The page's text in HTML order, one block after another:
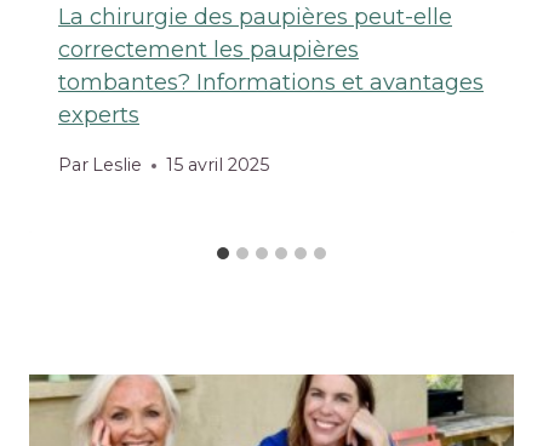
La chirurgie des paupières peut-elle
correctement les paupières
tombantes? Informations et avantages
experts
Par Leslie 15 avril 2025